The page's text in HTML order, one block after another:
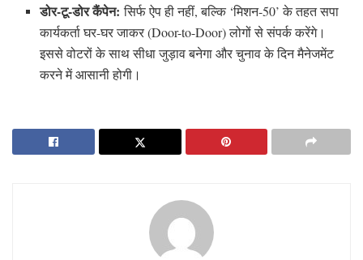
डोर-टू-डोर कैंपेन: सिर्फ ऐप ही नहीं, बल्कि ‘मिशन-50’ के तहत सपा
कार्यकर्ता घर-घर जाकर (Door-to-Door) लोगों से संपर्क करेंगे।
इससे वोटरों के साथ सीधा जुड़ाव बनेगा और चुनाव के दिन मैनेजमेंट
करने में आसानी होगी।